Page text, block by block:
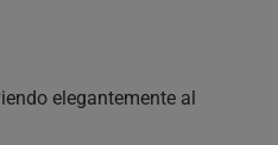
elegantemente al